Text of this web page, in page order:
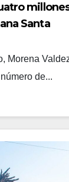
Santa
Morena
de...